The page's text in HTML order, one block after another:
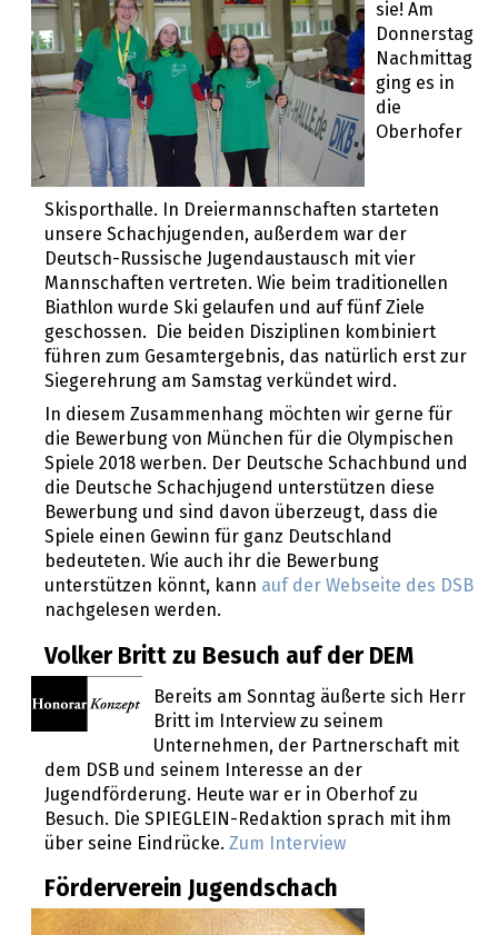
sie! Am
Donnerstag
Nachmittag
ging es in
die
Oberhofer
Skisporthalle. In Dreiermannschaften starteten
unsere Schachjugenden, außerdem war der
Deutsch-Russische Jugendaustausch mit vier
Mannschaften vertreten. Wie beim traditionellen
Biathlon wurde Ski gelaufen und auf fünf Ziele
geschossen. Die beiden Disziplinen kombiniert
führen zum Gesamtergebnis, das natürlich erst zur
Siegerehrung am Samstag verkündet wird.
In diesem Zusammenhang möchten wir gerne für
die Bewerbung von München für die Olympischen
Spiele 2018 werben. Der Deutsche Schachbund und
die Deutsche Schachjugend unterstützen diese
Bewerbung und sind davon überzeugt, dass die
Spiele einen Gewinn für ganz Deutschland
bedeuteten. Wie auch ihr die Bewerbung
unterstützen könnt, kann auf der Webseite des DSB
nachgelesen werden.
Volker Britt zu Besuch auf der DEM
Bereits am Sonntag äußerte sich Herr
Britt im Interview zu seinem
Unternehmen, der Partnerschaft mit
dem DSB und seinem Interesse an der
Jugendförderung. Heute war er in Oberhof zu
Besuch. Die SPIEGLEIN-Redaktion sprach mit ihm
über seine Eindrücke. Zum Interview
Förderverein Jugendschach